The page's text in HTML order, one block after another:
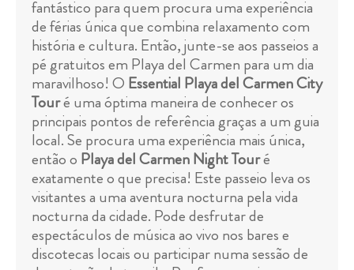
fantástico para quem procura uma experiência
de férias única que combina relaxamento com
história e cultura. Então, junte-se aos passeios a
pé gratuitos em Playa del Carmen para um dia
maravilhoso! O Essential Playa del Carmen City
Touré uma óptima maneira de conhecer os
principais pontos de referência graças a um guia
local. Se procura uma experiência mais única,
então o Playa del Carmen Night Touré
exatamente o que precisa! Este passeio leva os
visitantes a uma aventura nocturna pela vida
nocturna da cidade. Pode desfrutar de
espectáculos de música ao vivo nos bares e
discotecas locais ou participar numa sessão de